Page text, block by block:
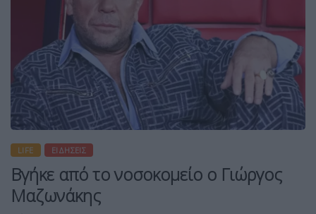
LIFE ΕΙΔΉΣΕΙΣ
Βγήκε από το νοσοκομείο ο Γιώργος
Μαζωνάκης